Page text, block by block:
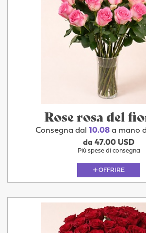
Rose rosa del
Consegna dal 10.08 a mano
da 47.00 USD
Più spese di consegna
OFFRIRE